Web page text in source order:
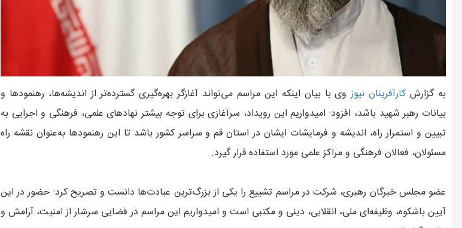
به گزارش کارآفرينان نيوزوی با بیان اینکه این مراسم می‌تواند آغازگر بهره‌گیری گسترده‌تر از اندیشه‌ها، رهنمودها و
بیانات رهبر شهید باشد، افزود: امیدواریم این رویداد، سرآغازی برای توجه بیشتر نهادهای علمی، فرهنگی و اجرایی به
تبیین و استمرار راه، اندیشه و فرمایشات ایشان در استان قم و سراسر کشور باشد تا این رهنمودها به‌عنوان نقشه راه
مسئولان، فعالان فرهنگی و مراکز علمی مورد استفاده قرار گیرد.
عضو مجلس خبرگان رهبری، شرکت در مراسم تشییع را یکی از بزرگ‌ترین عبادت‌ها دانست و تصریح کرد: حضور در این
آیین باشکوه، وظیفه‌ای ملی، انقلابی، دینی و مکتبی است و امیدواریم این مراسم در فضایی سرشار از امنیت، آرامش و